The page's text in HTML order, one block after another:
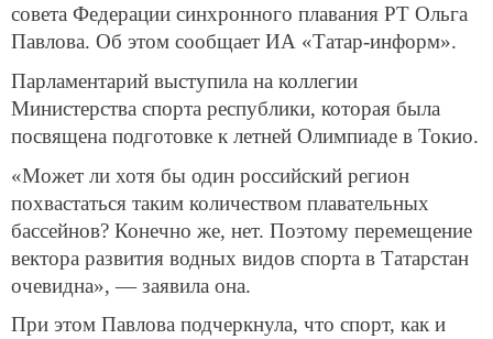
совета Федерации синхронного плавания РТ Ольга
Павлова. Об этом сообщает ИА «Татар-информ».
Парламентарий выступила на коллегии
Министерства спорта республики, которая была
посвящена подготовке к летней Олимпиаде в Токио.
«Может ли хотя бы один российский регион
похвастаться таким количеством плавательных
бассейнов? Конечно же, нет. Поэтому перемещение
вектора развития водных видов спорта в Татарстан
очевидна», — заявила она.
При этом Павлова подчеркнула, что спорт, как и